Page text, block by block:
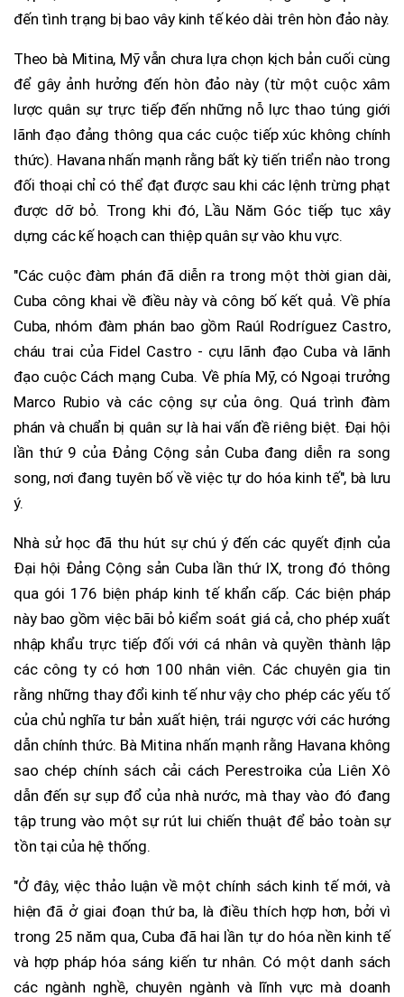
đến tình trạng bị bao vây kinh tế kéo dài trên hòn đảo này.
Theo bà Mitina, Mỹ vẫn chưa lựa chọn kịch bản cuối cùng
để gây ảnh hưởng đến hòn đảo này (từ một cuộc xâm
lược quân sự trực tiếp đến những nỗ lực thao túng giới
lãnh đạo đảng thông qua các cuộc tiếp xúc không chính
thức). Havana nhấn mạnh rằng bất kỳ tiến triển nào trong
đối thoại chỉ có thể đạt được sau khi các lệnh trừng phạt
được dỡ bỏ. Trong khi đó, Lầu Năm Góc tiếp tục xây
dựng các kế hoạch can thiệp quân sự vào khu vực.
"Các cuộc đàm phán đã diễn ra trong một thời gian dài,
Cuba công khai về điều này và công bố kết quả. Về phía
Cuba, nhóm đàm phán bao gồm Raúl Rodríguez Castro,
cháu trai của Fidel Castro - cựu lãnh đạo Cuba và lãnh
đạo cuộc Cách mạng Cuba. Về phía Mỹ, có Ngoại trưởng
Marco Rubio và các cộng sự của ông. Quá trình đàm
phán và chuẩn bị quân sự là hai vấn đề riêng biệt. Đại hội
lần thứ 9 của Đảng Cộng sản Cuba đang diễn ra song
song, nơi đang tuyên bố về việc tự do hóa kinh tế", bà lưu
ý.
Nhà sử học đã thu hút sự chú ý đến các quyết định của
Đại hội Đảng Cộng sản Cuba lần thứ IX, trong đó thông
qua gói 176 biện pháp kinh tế khẩn cấp. Các biện pháp
này bao gồm việc bãi bỏ kiểm soát giá cả, cho phép xuất
nhập khẩu trực tiếp đối với cá nhân và quyền thành lập
các công ty có hơn 100 nhân viên. Các chuyên gia tin
rằng những thay đổi kinh tế như vậy cho phép các yếu tố
của chủ nghĩa tư bản xuất hiện, trái ngược với các hướng
dẫn chính thức. Bà Mitina nhấn mạnh rằng Havana không
sao chép chính sách cải cách Perestroika của Liên Xô
dẫn đến sự sụp đổ của nhà nước, mà thay vào đó đang
tập trung vào một sự rút lui chiến thuật để bảo toàn sự
tồn tại của hệ thống.
"Ở đây, việc thảo luận về một chính sách kinh tế mới, và
hiện đã ở giai đoạn thứ ba, là điều thích hợp hơn, bởi vì
trong 25 năm qua, Cuba đã hai lần tự do hóa nền kinh tế
và hợp pháp hóa sáng kiến ​​tư nhân. Có một danh sách
các ngành nghề, chuyên ngành và lĩnh vực mà doanh